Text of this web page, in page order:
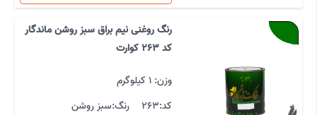
رنگ روغنی نیم براق سبز روشن ماندگار
کد 263 کوارت
وزن: 1 کیلوگرم
کد:263 رنگ:سبز روشن